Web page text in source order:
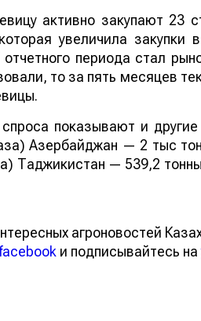
активно закупают
увеличила
периода стал
то за пять месяцев
показывают и
Азербайджан — 2 тыс
Таджикистан — 539,2
агроновостей
и подписывайтесь на